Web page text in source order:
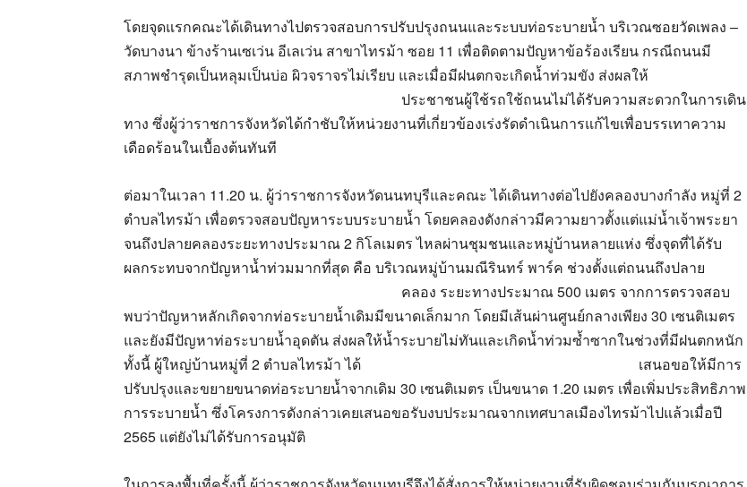
โดยจุดแรกคณะได้เดินทางไปตรวจสอบการปรับปรุงถนนและระบบท่อระบายน้ำ บริเวณซอยวัดเพลง –
วัดบางนา ข้างร้านเซเว่น อีเลเว่น สาขาไทรม้า ซอย 11 เพื่อติดตามปัญหาข้อร้องเรียน กรณีถนนมี
สภาพชำรุดเป็นหลุมเป็นบ่อ ผิวจราจรไม่เรียบ และเมื่อมีฝนตกจะเกิดน้ำท่วมขัง ส่งผลให้
ประชาชนผู้ใช้รถใช้ถนนไม่ได้รับความสะดวกในการเดิน
ทาง ซึ่งผู้ว่าราชการจังหวัดได้กำชับให้หน่วยงานที่เกี่ยวข้องเร่งรัดดำเนินการแก้ไขเพื่อบรรเทาความ
เดือดร้อนในเบื้องต้นทันที
ต่อมาในเวลา 11.20 น. ผู้ว่าราชการจังหวัดนนทบุรีและคณะ ได้เดินทางต่อไปยังคลองบางกำลัง หมู่ที่ 2
ตำบลไทรม้า เพื่อตรวจสอบปัญหาระบบระบายน้ำ โดยคลองดังกล่าวมีความยาวตั้งแต่แม่น้ำเจ้าพระยา
จนถึงปลายคลองระยะทางประมาณ 2 กิโลเมตร ไหลผ่านชุมชนและหมู่บ้านหลายแห่ง ซึ่งจุดที่ได้รับ
ผลกระทบจากปัญหาน้ำท่วมมากที่สุด คือ บริเวณหมู่บ้านมณีรินทร์ พาร์ค ช่วงตั้งแต่ถนนถึงปลาย
คลอง ระยะทางประมาณ 500 เมตร จากการตรวจสอบ
พบว่าปัญหาหลักเกิดจากท่อระบายน้ำเดิมมีขนาดเล็กมาก โดยมีเส้นผ่านศูนย์กลางเพียง 30 เซนติเมตร
และยังมีปัญหาท่อระบายน้ำอุดตัน ส่งผลให้น้ำระบายไม่ทันและเกิดน้ำท่วมซ้ำซากในช่วงที่มีฝนตกหนัก
ทั้งนี้ ผู้ใหญ่บ้านหมู่ที่ 2 ตำบลไทรม้า ได้
เสนอขอให้มีการ
ปรับปรุงและขยายขนาดท่อระบายน้ำจากเดิม 30 เซนติเมตร เป็นขนาด 1.20 เมตร เพื่อเพิ่มประสิทธิภาพ
การระบายน้ำ ซึ่งโครงการดังกล่าวเคยเสนอขอรับงบประมาณจากเทศบาลเมืองไทรม้าไปแล้วเมื่อปี
2565 แต่ยังไม่ได้รับการอนุมัติ